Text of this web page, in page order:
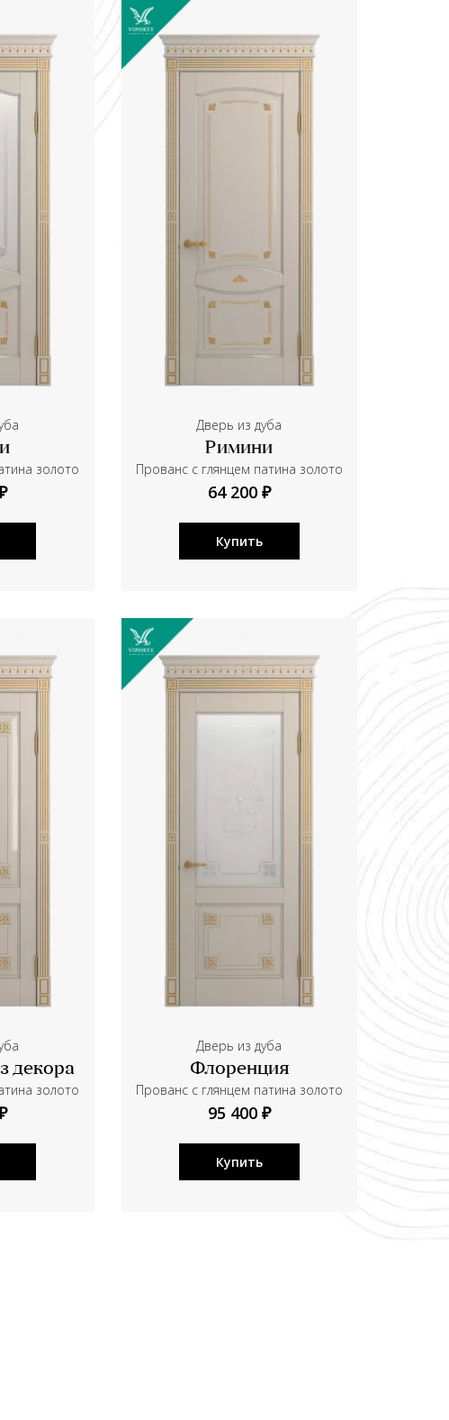
золото
Дверь из дуба
Римини
Прованс с глянцем патина золото
64 200 ₽
Купить
декора
золото
Дверь из дуба
Флоренция
Прованс с глянцем патина золото
95 400 ₽
Купить